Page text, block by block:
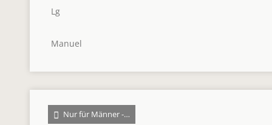
Lg
Manuel
Nur für Männer -…